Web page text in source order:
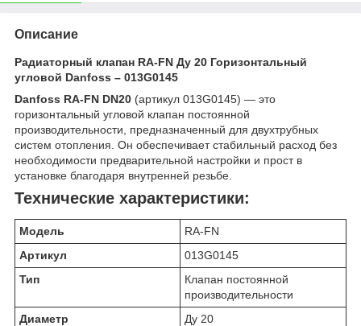
Описание
Радиаторный клапан RA-FN Ду 20 Горизонтальный
угловой Danfoss – 013G0145
Danfoss RA-FN DN20 (артикул 013G0145) — это
горизонтальный угловой клапан постоянной
производительности, предназначенный для двухтрубных
систем отопления. Он обеспечивает стабильный расход без
необходимости предварительной настройки и прост в
установке благодаря внутренней резьбе.
Технические характеристики:
Модель
RA-FN
Артикул
013G0145
Тип
Клапан постоянной
производительности
Диаметр
Ду 20